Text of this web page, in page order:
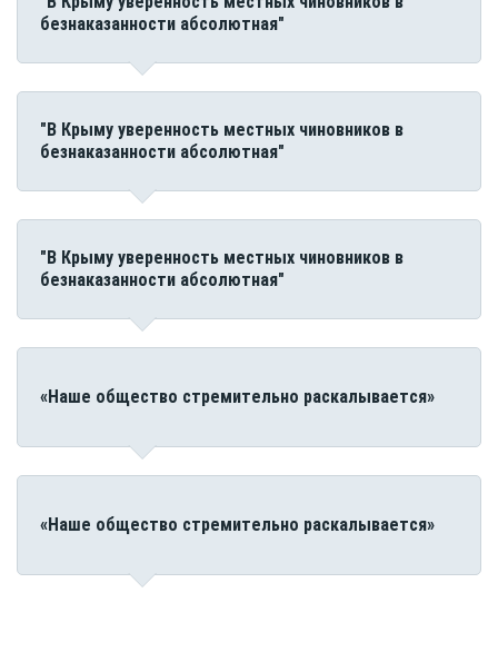
безнаказанности абсолютная"
"В Крыму уверенность местных чиновников в
безнаказанности абсолютная"
"В Крыму уверенность местных чиновников в
безнаказанности абсолютная"
«Наше общество стремительно раскалывается»
«Наше общество стремительно раскалывается»